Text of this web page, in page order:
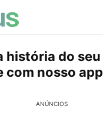
história do seu
com nosso app
ANÚNCIOS